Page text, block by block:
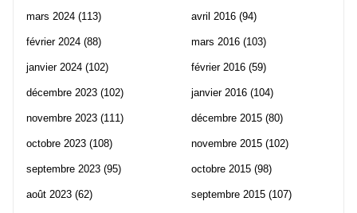
mars 2024 (113)
février 2024 (88)
janvier 2024 (102)
décembre 2023 (102)
novembre 2023 (111)
octobre 2023 (108)
septembre 2023 (95)
août 2023 (62)
avril 2016 (94)
mars 2016 (103)
février 2016 (59)
janvier 2016 (104)
décembre 2015 (80)
novembre 2015 (102)
octobre 2015 (98)
septembre 2015 (107)